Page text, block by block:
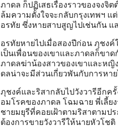
ภาดล ก็ปฏิเสธเรื่องราวของจงจิ
ล้มความตั้งใจจะกลับกรุงเทพฯ
อรทัย ซึ่งหายสาบสูญไปเช่นกัน
อรทัยหายไปเมื่อสองปีก่อน ภุชง
เป็นเพื่อนของเขาและภาดลก็ขา
ภาดลฆ่าน้องสาวของเขาและหญิ
ดลน่าจะมีส่วนเกี่ยวพันกับการหา
ภุชงค์และริสากลับไปวังวารีอีกค
อมโรคของภาดล โฉมฉาย พี่เลี้ย
ชายมยุรีที่คอยเฝ้าตามริสาตามป
ต้องการขายวังวารีให้นายหัวโช